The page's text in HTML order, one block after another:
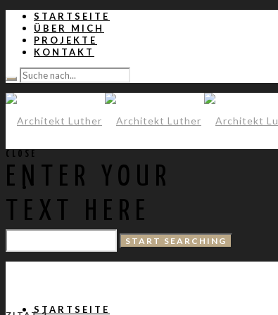
STARTSEITE
ÜBER MICH
PROJEKTE
KONTAKT
STARTSEITE
CLOSE
ENTER YOUR
TEXT HERE